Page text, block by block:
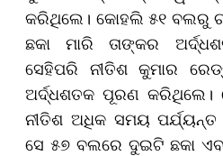
କରିଥିଲେ। କୋହଲି ୫୧ ବଲରୁ
ଛକା ମାରି ତାଙ୍କର
ସେହିପରି ନୀତିଶ କୁମାର
ଅର୍ଦ୍ଧଶତକ ପୂରଣ କରିଥିଲେ।
ନୀତିଶ ଅଧିକ ସମୟ
ସେ ୫୭ ବଲରେ ଦୁଇଟି ଛକା